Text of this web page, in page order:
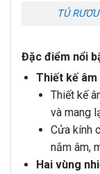
TỦ
Đặc điểm nổi
Thiết kế
Thiết kế
và mang
Cửa kính
nắm âm,
Hai vùng